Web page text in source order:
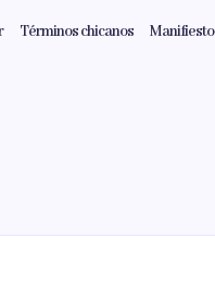
Términos chicanos Manifiesto